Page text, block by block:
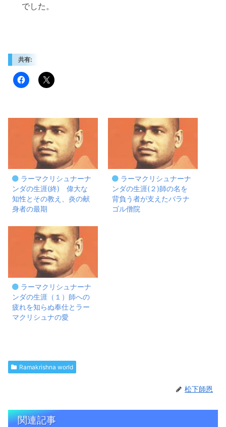
でした。
共有:
ラーマクリシュナーナ
ンダの生涯(終) 偉大な
知性とその教え、炎の献
身者の最期
ラーマクリシュナーナ
ンダの生涯(２)師の名を
背負う者が支えたバラナ
ゴル僧院
ラーマクリシュナーナ
ンダの生涯（１）師への
疲れを知らぬ奉仕とラー
マクリシュナの愛
Ramakrishna world
松下師恩
関連記事